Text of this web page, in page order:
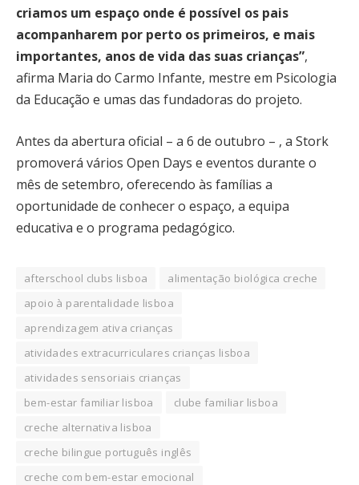
criamos um espaço onde é possível os pais
acompanharem por perto os primeiros, e mais
importantes, anos de vida das suas crianças”,
afirma Maria do Carmo Infante, mestre em Psicologia
da Educação e umas das fundadoras do projeto.
Antes da abertura oficial – a 6 de outubro – , a Stork
promoverá vários Open Days e eventos durante o
mês de setembro, oferecendo às famílias a
oportunidade de conhecer o espaço, a equipa
educativa e o programa pedagógico.
afterschool clubs lisboa
alimentação biológica creche
apoio à parentalidade lisboa
aprendizagem ativa crianças
atividades extracurriculares crianças lisboa
atividades sensoriais crianças
bem-estar familiar lisboa
clube familiar lisboa
creche alternativa lisboa
creche bilingue português inglês
creche com bem-estar emocional